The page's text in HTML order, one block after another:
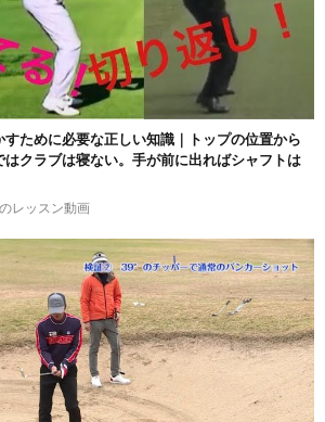
ために必要な正しい知識｜トップの位置から
クラブは寝ない。手が前に出ればシャフトは
レッスン動画